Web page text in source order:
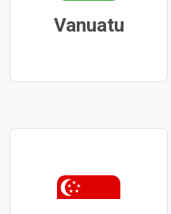
Vanuatu